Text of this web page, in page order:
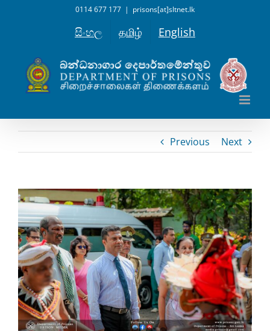
0114 677 177 | prisons[at]sltnet.lk
සිංහල தமிழ் English
Previous Next